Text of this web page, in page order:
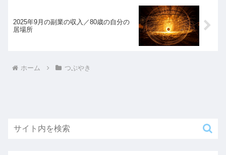
2025年9月の副業の収入／80歳の自分の
居場所
ホーム つぶやき